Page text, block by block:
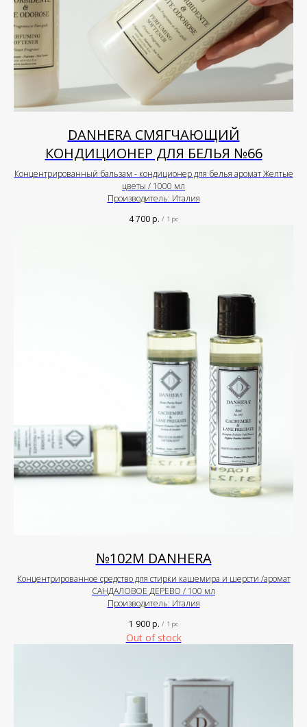
DANHERA СМЯГЧАЮЩИЙ
КОНДИЦИОНЕР ДЛЯ БЕЛЬЯ №66
Концентрированный бальзам - кондиционер для белья аромат Желтые
цветы / 1000 мл
Производитель: Италия
4 700р. / 1 pc
№102М DANHERA
Концентрированное средство для стирки кашемира и шерсти /аромат
САНДАЛОВОЕ ДЕРЕВО / 100 мл
Производитель: Италия
1 900р. / 1 pc
Out of stock